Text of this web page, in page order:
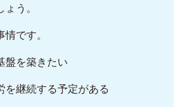
う。
です。
盤を築きたい
を継続する予定がある